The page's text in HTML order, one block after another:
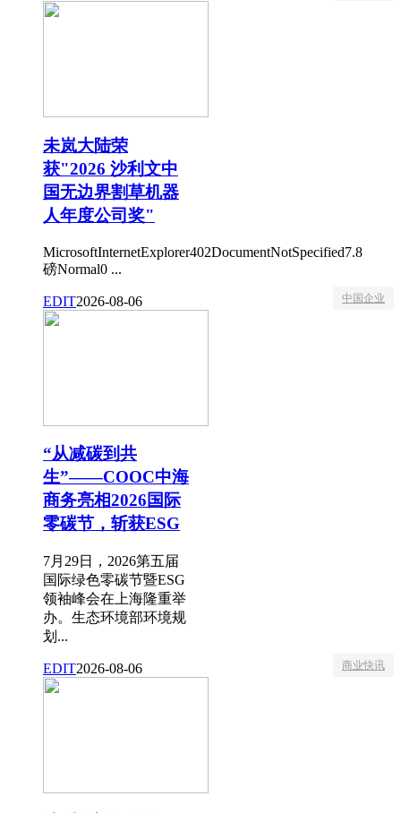
未岚大陆荣
获"2026 沙利文中
国无边界割草机器
人年度公司奖"
MicrosoftInternetExplorer402DocumentNotSpecified7.8
磅Normal0 ...
EDIT2026-08-06 中国企业
“从减碳到共
生”——COOC中海
商务亮相2026国际
零碳节，斩获ESG
7月29日，2026第五届
国际绿色零碳节暨ESG
领袖峰会在上海隆重举
办。生态环境部环境规
划...
EDIT2026-08-06 商业快讯